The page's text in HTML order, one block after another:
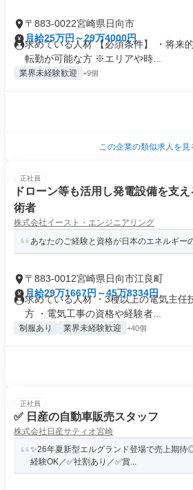
〒883-0022宮崎県日向市
月給25万円～29万4000円
求めている人材 【必須条件】 ・将来
転勤が可能な方 ※エリアや時...
業界未経験歓迎 +9個
この企業の類似求人を見
正社員
ドローン等も活用し発電設備を支
術者
株式会社イースト・エンジニアリング
あなたのご経験と資格が日本のエネルギー
〒883-0012宮崎県日向市江良町
月給29万1667円～45万8334円
求めている人材 ・3種以上の電気主任
方 ・電気工事の資格や経験者...
制服あり 業界未経験歓迎 +40個
正社員
✅ 日産の自動車販売スタッフ
株式会社日産サティオ宮崎
✨26年夏新型エルグランド登場で売上期待
経験OK／✅社割あり／✅賞...